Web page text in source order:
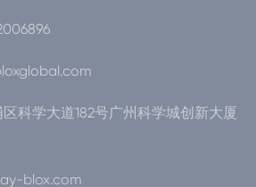
科学大道182号广州科学城创新大厦
blox.com